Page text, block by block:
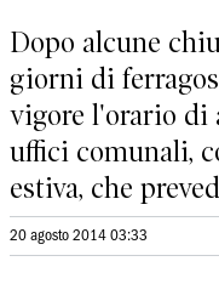
Dopo alcune
giorni di
vigore l'orario di
uffici comunali,
estiva, che
20 agosto 2014 03:33